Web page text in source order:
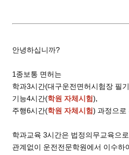
안녕하십니까?
1종보통 면허는
학과3시간(대구운전면허시험장 필
기능4시간(학원 자체시험),
주행6시간(학원 자체시험) 과정으로
학과교육 3시간은 법정의무교육으
관계없이 운전전문학원에서 이수하